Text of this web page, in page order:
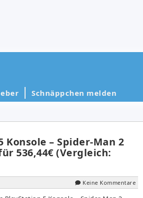
Schnäppchen melden
– Spider-Man 2
536,44€ (Vergleich:
Keine Kommentare